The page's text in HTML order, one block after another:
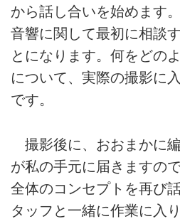
から話し合いを始めます
音響に関して最初に相談
とになります。何をどの
について、実際の撮影に
です。
撮影後に、おおまかに
が私の手元に届きますの
全体のコンセプトを再び
タッフと一緒に作業に入